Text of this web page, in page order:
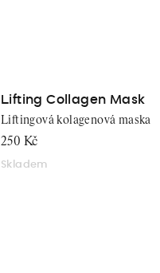
Lifting Collagen Mask
250 Kč
Skladem
Liftingová kolagenová maska